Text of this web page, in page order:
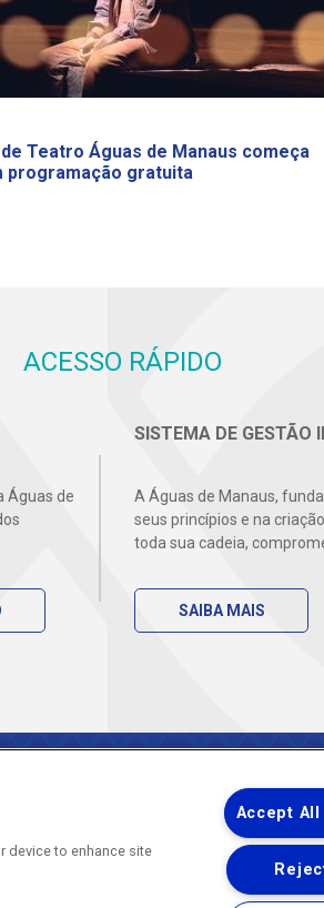
Teatro Águas de Manaus começa
programação gratuita
ACESSO RÁPIDO
Águas de
SISTEMA DE GESTÃO
A Águas de Manaus,
seus princípios e na
toda sua cadeia,
SAIBA MAIS
Quem Somos
Compliance
device to enhance site
Accept